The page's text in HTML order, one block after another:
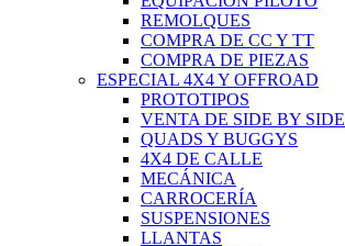
REMOLQUES
COMPRA DE CC Y TT
COMPRA DE PIEZAS
ESPECIAL 4X4 Y OFFROAD
PROTOTIPOS
VENTA DE SIDE BY SIDE
QUADS Y BUGGYS
4X4 DE CALLE
MECÁNICA
CARROCERÍA
SUSPENSIONES
LLANTAS